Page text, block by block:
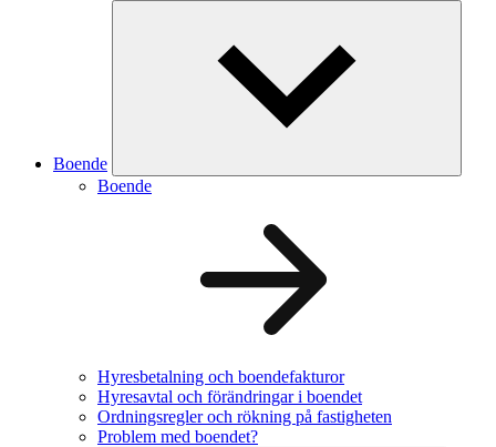
Boende
Boende
Hyresbetalning och boendefakturor
Hyresavtal och förändringar i boendet
Ordningsregler och rökning på fastigheten
Problem med boendet?